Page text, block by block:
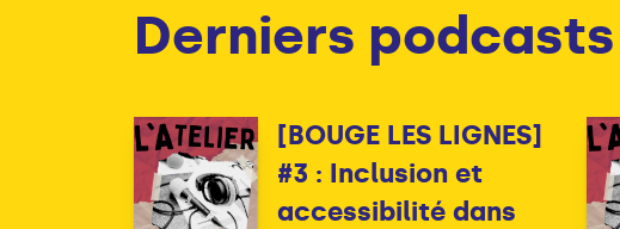
Derniers podcasts
[BOUGE LES LIGNES]
#3 : Inclusion et
accessibilité dans